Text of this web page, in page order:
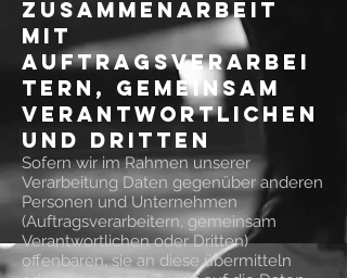
Zusammenarbeit
mit
Auftragsverarbei
tern, gemeinsam
Verantwortlichen
und Dritten
Sofern wir im Rahmen unserer
Verarbeitung Daten gegenüber anderen
Personen und Unternehmen
(Auftragsverarbeitern, gemeinsam
Verantwortlichen oder Dritten)
offenbaren, sie an diese übermitteln